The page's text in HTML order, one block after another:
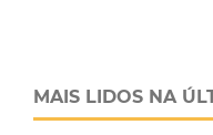
MAIS LIDOS NA